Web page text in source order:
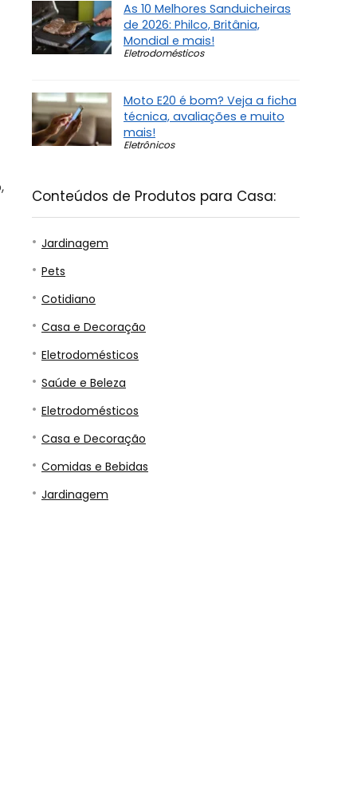
As 10 Melhores Sanduicheiras
de 2026: Philco, Britânia,
Mondial e mais!
Eletrodomésticos
Moto E20 é bom? Veja a ficha
técnica, avaliações e muito
mais!
Eletrônicos
Conteúdos de Produtos para Casa:
Jardinagem
Pets
Cotidiano
Casa e Decoração
Eletrodomésticos
Saúde e Beleza
Eletrodomésticos
Casa e Decoração
Comidas e Bebidas
Jardinagem